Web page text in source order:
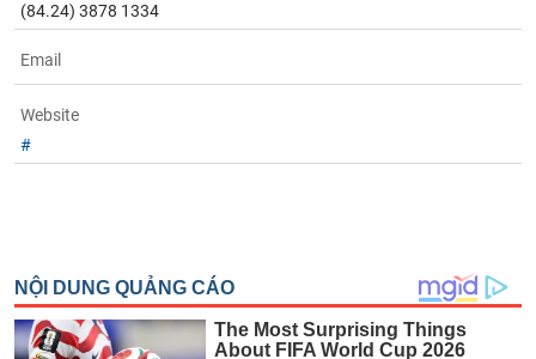
(84.24) 3878 1334
Email
Website
#
tức
(-)
Bài
Báo
cáo